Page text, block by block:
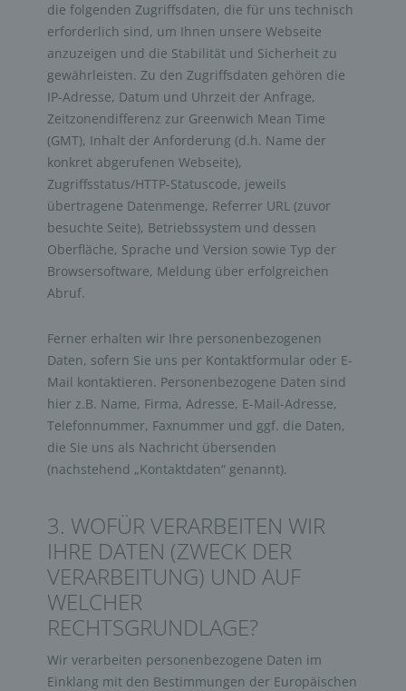
die folgenden Zugriffsdaten, die für uns technisch
erforderlich sind, um Ihnen unsere Webseite
anzuzeigen und die Stabilität und Sicherheit zu
gewährleisten. Zu den Zugriffsdaten gehören die
IP-Adresse, Datum und Uhrzeit der Anfrage,
Zeitzonendifferenz zur Greenwich Mean Time
(GMT), Inhalt der Anforderung (d.h. Name der
konkret abgerufenen Webseite),
Zugriffsstatus/HTTP-Statuscode, jeweils
übertragene Datenmenge, Referrer URL (zuvor
besuchte Seite), Betriebssystem und dessen
Oberfläche, Sprache und Version sowie Typ der
Browsersoftware, Meldung über erfolgreichen
Abruf.
Ferner erhalten wir Ihre personenbezogenen
Daten, sofern Sie uns per Kontaktformular oder E-
Mail kontaktieren. Personenbezogene Daten sind
hier z.B. Name, Firma, Adresse, E-Mail-Adresse,
Telefonnummer, Faxnummer und ggf. die Daten,
die Sie uns als Nachricht übersenden
(nachstehend „Kontaktdaten“ genannt).
3. WOFÜR VERARBEITEN WIR
IHRE DATEN (ZWECK DER
VERARBEITUNG) UND AUF
WELCHER
RECHTSGRUNDLAGE?
Wir verarbeiten personenbezogene Daten im
Einklang mit den Bestimmungen der Europäischen